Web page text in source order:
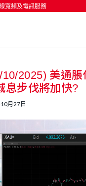
寬頻及電訊服務
按輸入鍵開始搜尋
10/2025) 美通脹
息步伐將加快?
月27日